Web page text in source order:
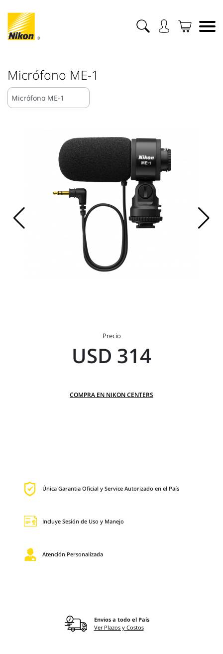
Micrófono ME-1
Precio
USD 314
COMPRA EN NIKON CENTERS
Única Garantia Oficial y Service Autorizado en el País
Incluye Sesión de Uso y Manejo
Atención Personalizada
Envios a todo el País
Ver Plazos y Costos